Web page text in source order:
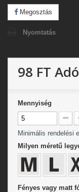
Megosztás
Nyomtatás
98 FT
Mennyiség
Minimális rendelési
Milyen méretű
Fényes vagy matt